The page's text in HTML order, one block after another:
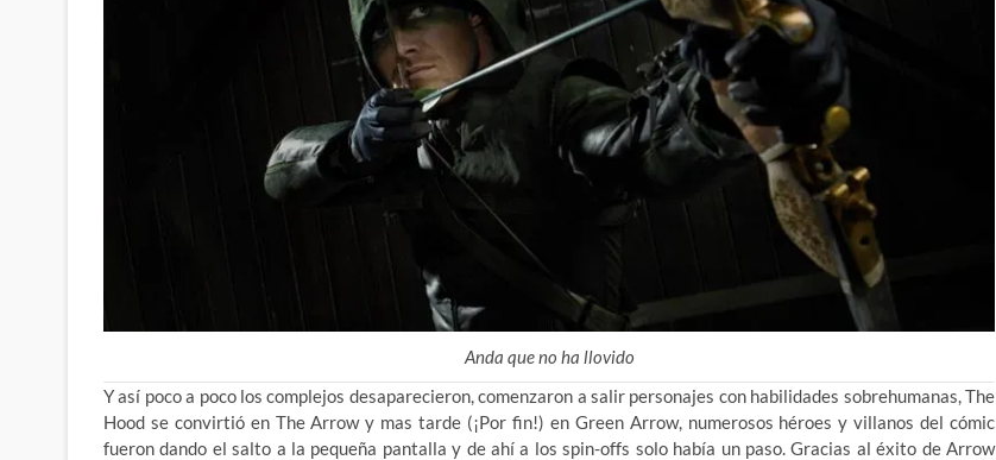
Anda que no ha llovido
Y así poco a poco los complejos desaparecieron, comenzaron a salir personajes con habilidades sobrehumanas, The
Hood se convirtió en The Arrow y mas tarde (¡Por fin!) en Green Arrow, numerosos héroes y villanos del cómic
fueron dando el salto a la pequeña pantalla y de ahí a los spin-offs solo había un paso. Gracias al éxito de Arrow